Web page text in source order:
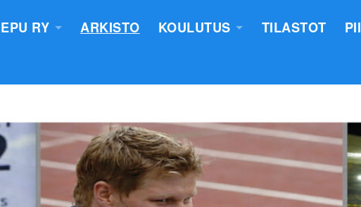
EPU RY
VALIOKUNNAT JA TIIMIT
TOIMINTASUUNNITELMA
ARVOMERKKIEN ANOMINEN
EPU:N SÄÄNNÖT
ARKISTO
KOULUTUS
LASTEN
LÄHETTÄJÄKOULUTUS
VALMENTAJAKOULUTUS
PIIRILEIRITYS
TILASTOT